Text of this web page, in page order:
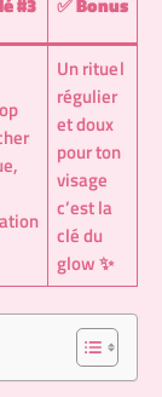
#3 ✅Bonus
Un rituel
régulier
et doux
pour ton
visage
c’est la
clé du
glow ✨